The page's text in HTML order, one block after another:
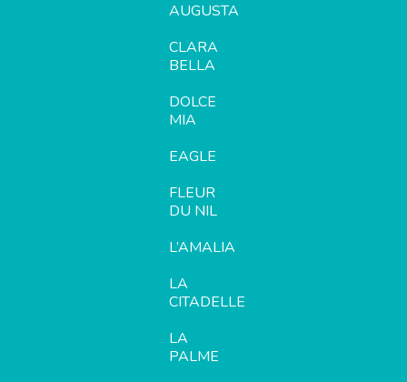
AUGUSTA
CLARA
BELLA
DOLCE
MIA
EAGLE
FLEUR
DU NIL
L’AMALIA
LA
CITADELLE
LA
PALME